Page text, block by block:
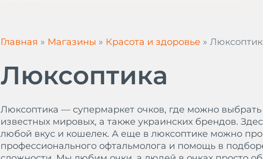
Главная » Магазины » Красота и здоровье »
Люксоптика
Люксоптика — супермаркет очков, где можно
известных мировых, а также украинских брендов.
любой вкус и кошелек. А еще в люксоптике можно
профессионального офтальмолога и помощь в